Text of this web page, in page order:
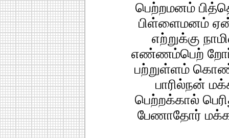
பெற்றமனம்
பிள்ளைமனம்
எற்றுக்கு
எண்ணம்பெற்
பற்றுள்ளம்
பாரில்நன்
பெற்றக்கால்
பேணாதோர்